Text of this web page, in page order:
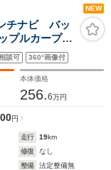
NEW
チナビ バッ
ルカープレ
ーズ レーン
イト
談可 360°画像付
本体価格
256.6万円
円
走行 19km
修復
なし
整備
法定整備無